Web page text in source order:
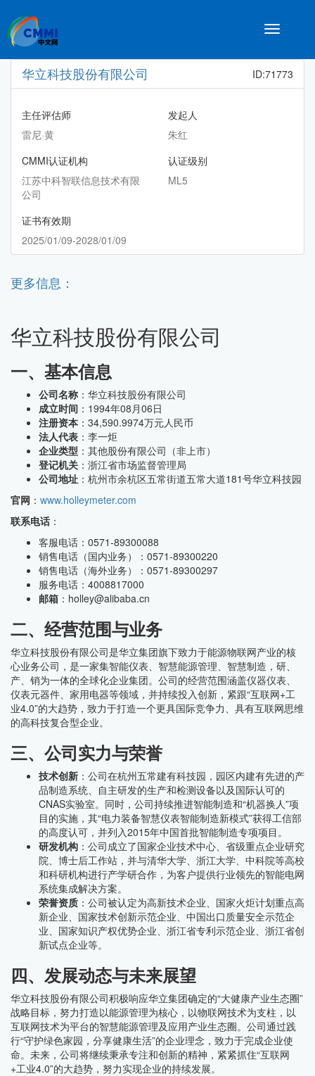
Toggle
华立科技股份有限公司 ID:71773
主任评估师
雷尼·黄
发起人
朱红
CMMI认证机构
江苏中科智联信息技术有限
公司
认证级别
ML5
证书有效期
2025/01/09-2028/01/09
更多信息：
华立科技股份有限公司
一、基本信息
公司名称 ：华立科技股份有限公司
成立时间 ：1994年08月06日
注册资本 ：34,590.9974万元人民币
法人代表 ：李一炬
企业类型 ：其他股份有限公司（非上市）
登记机关 ：浙江省市场监督管理局
公司地址 ：杭州市余杭区五常街道五常大道181号华立科技园
官网 ： www.holleymeter.com
联系电话 ：
客服电话：0571-89300088
销售电话（国内业务）：0571-89300220
销售电话（海外业务）：0571-89300297
服务电话：4008817000
邮箱 ：holley@alibaba.cn
二、经营范围与业务
华立科技股份有限公司是华立集团旗下致力于能源物联网产业的核
心业务公司，是一家集智能仪表、智慧能源管理、智慧制造，研、
产、销为一体的全球化企业集团。公司的经营范围涵盖仪器仪表、
仪表元器件、家用电器等领域，并持续投入创新，紧跟“互联网+工
业4.0”的大趋势，致力于打造一个更具国际竞争力、具有互联网思维
的高科技复合型企业。
三、公司实力与荣誉
技术创新 ：公司在杭州五常建有科技园，园区内建有先进的产
品制造系统、自主研发的生产和检测设备以及国际认可的
CNAS实验室。同时，公司持续推进智能制造和“机器换人”项
目的实施，其“电力装备智慧仪表智能制造新模式”获得工信部
的高度认可，并列入2015年中国首批智能制造专项项目。
研发机构 ：公司成立了国家企业技术中心、省级重点企业研究
院、博士后工作站，并与清华大学、浙江大学、中科院等高校
和科研机构进行产学研合作，为客户提供行业领先的智能电网
系统集成解决方案。
荣誉资质 ：公司被认定为高新技术企业、国家火炬计划重点高
新企业、国家技术创新示范企业、中国出口质量安全示范企
业、国家知识产权优势企业、浙江省专利示范企业、浙江省创
新试点企业等。
四、发展动态与未来展望
华立科技股份有限公司积极响应华立集团确定的“大健康产业生态圈”
战略目标，努力打造以能源管理为核心，以物联网技术为支柱，以
互联网技术为平台的智慧能源管理及应用产业生态圈。公司通过践
行“守护绿色家园，分享健康生活”的企业理念，致力于完成企业使
命。未来，公司将继续秉承专注和创新的精神，紧紧抓住“互联网
+工业4.0”的大趋势，努力实现企业的持续发展。